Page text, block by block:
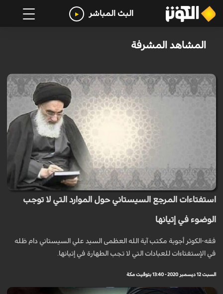
البث المباشر
المشاهد المشرفة
استفتاءات المرجع السيستاني حول الموارد التي لا توجب
الوضوء في إتيانها
فقه-الكوثر أجوبة مكتب آية الله العظمی السيد علي السيستاني دام ظله
في الإستفتاءات للعبادات التي لا تجب الطهارة في إتيانها.
السبت 12 ديسمبر 2020 - 13:40 بتوقيت مكة